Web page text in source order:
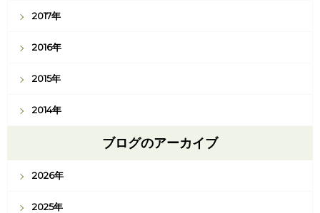
2017年
2016年
2015年
2014年
ブログのアーカイブ
2026年
2025年